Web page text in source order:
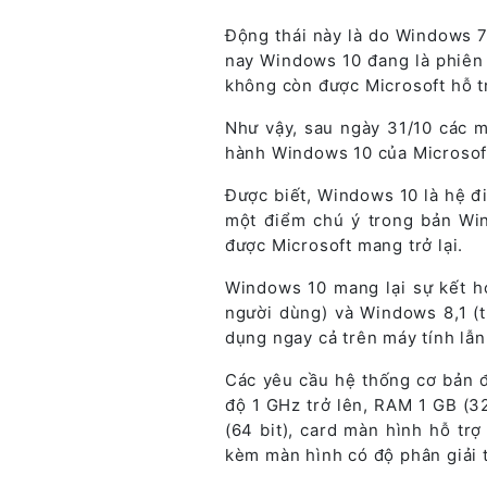
Động thái này là do Windows
nay Windows 10 đang là
không còn được Microsoft hỗ
Như vậy, sau ngày 31/10 các
hành Windows 10 của
Được biết, Windows 10 là hệ
một điểm chú ý trong bản
được Microsoft mang trở lại.
Windows 10 mang lại sự kết
người dùng) và Windows 8,1
dụng ngay cả trên máy tính
Các yêu cầu hệ thống cơ bản
độ 1 GHz trở lên, RAM 1 GB
(64 bit), card màn hình hỗ
kèm màn hình có độ phân